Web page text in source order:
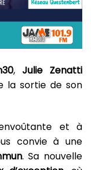
,Julie Zenatti
la sortie de son
et à
convie à une
. Sa nouvelle